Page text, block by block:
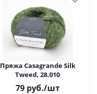
Пряжа Casagrande Silk
Tweed, 28.010
79руб./шт